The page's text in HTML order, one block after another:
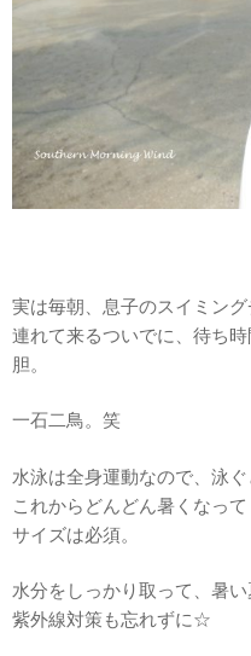
実は毎朝、息子のスイミング
連れて来るついでに、待ち
胆。
一石二鳥。笑
水泳は全身運動なので、泳
これからどんどん暑くなっ
サイズは必須。
水分をしっかり取って、暑
紫外線対策も忘れずに☆